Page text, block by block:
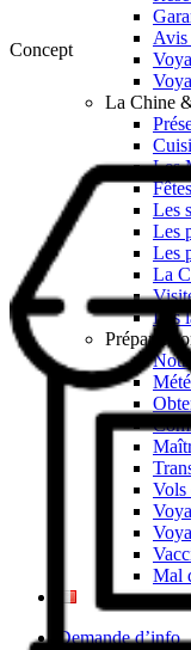
Avis
La Chine
Les
Les
Les
Les
La
Les
Préparer
Vols
Mal
Demande d’info
Concept